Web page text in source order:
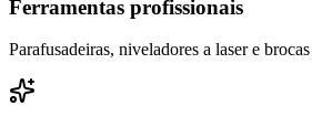
Ferramentas profissionais
Parafusadeiras, niveladores a laser e